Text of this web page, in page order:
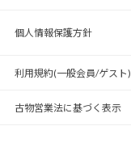
個人情報保護方針
利用規約(一般会員/ゲスト)
古物営業法に基づく表示